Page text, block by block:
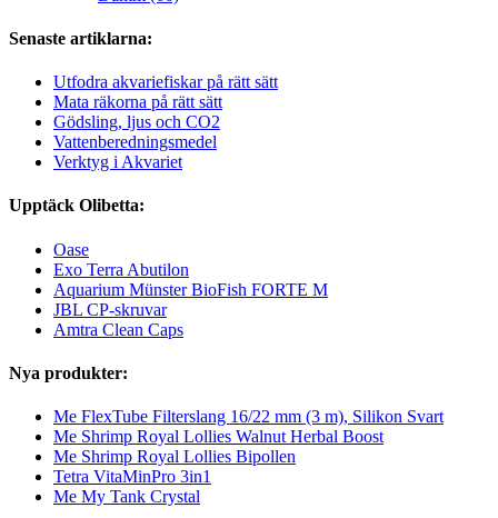
Senaste artiklarna:
Utfodra akvariefiskar på rätt sätt
Mata räkorna på rätt sätt
Gödsling, ljus och CO2
Vattenberedningsmedel
Verktyg i Akvariet
Upptäck Olibetta:
Oase
Exo Terra Abutilon
Aquarium Münster BioFish FORTE M
JBL CP-skruvar
Amtra Clean Caps
Nya produkter:
Me FlexTube Filterslang 16/22 mm (3 m), Silikon Svart
Me Shrimp Royal Lollies Walnut Herbal Boost
Me Shrimp Royal Lollies Bipollen
Tetra VitaMinPro 3in1
Me My Tank Crystal